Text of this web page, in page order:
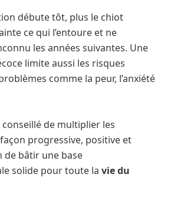
débute tôt, plus le chiot
ce qui l’entoure et ne
les années suivantes. Une
limite aussi les risques
comme la peur, l’anxiété
de multiplier les
progressive, positive et
de bâtir une base
solide pour toute la vie du